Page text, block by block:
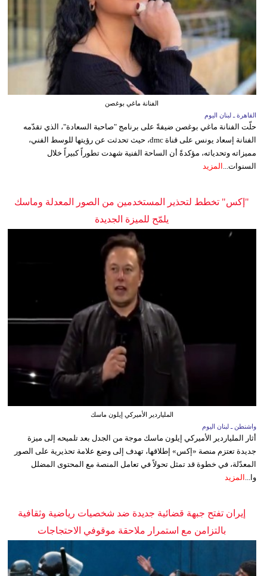
الفنانة ماغي بوغصن
القاهرة ـ لبنان اليوم
حلّت الفنانة ماغي بوغصن ضيفةً على برنامج "صاحبة السعادة"، الذي تقدّمه
الفنانة إسعاد يونس على قناة dmc، حيث تحدثت عن رؤيتها للوسط الفني،
مميزاته وتحدياته، مؤكدةً أن الساحة الفنية شهدت تطوراً كبيراً خلال
السنوات... المزيد
"إكس" تخطط لتحذير المستخدمين من الصور المعدلة وماسك
يلمّح للميزة الجديدة
الملياردير الأميركي إيلون ماسك
واشنطن ـ لبنان اليوم
أثار الملياردير الأميركي إيلون ماسك موجة من الجدل بعد تلميحه إلى ميزة
جديدة تعتزم منصة «إكس» إطلاقها، تهدف إلى وضع علامة تحذيرية على الصور
المعدّلة، في خطوة قد تمثل تحولاً في تعامل المنصة مع المحتوى المضلل
وا... المزيد
إيران تفتح جبهة قضائية جديدة ضد شخصيات رياضية وثقافية
بالتزامن مع استمرار ملاحقة موقوفي الاحتجاجات